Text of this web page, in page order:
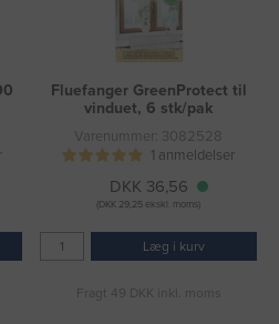
Fluefanger GreenProtect til
vinduet, 6 stk/pak
Varenummer: 3082528
1 anmeldelser
DKK 36,56
(DKK 29,25 ekskl. moms)
Læg i kurv
Fragt 49 DKK inkl. moms